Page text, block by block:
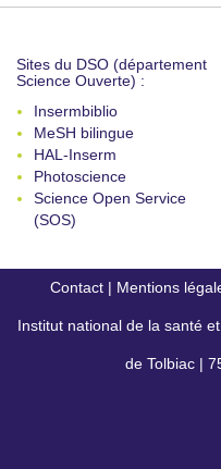
Sites du DSO (département
Science Ouverte) :
Insermbiblio
MeSH bilingue
HAL-Inserm
Photoscience
Science Open Service
(SOS)
Contact | Mentions
Institut national de la santé
de Tolbiac |